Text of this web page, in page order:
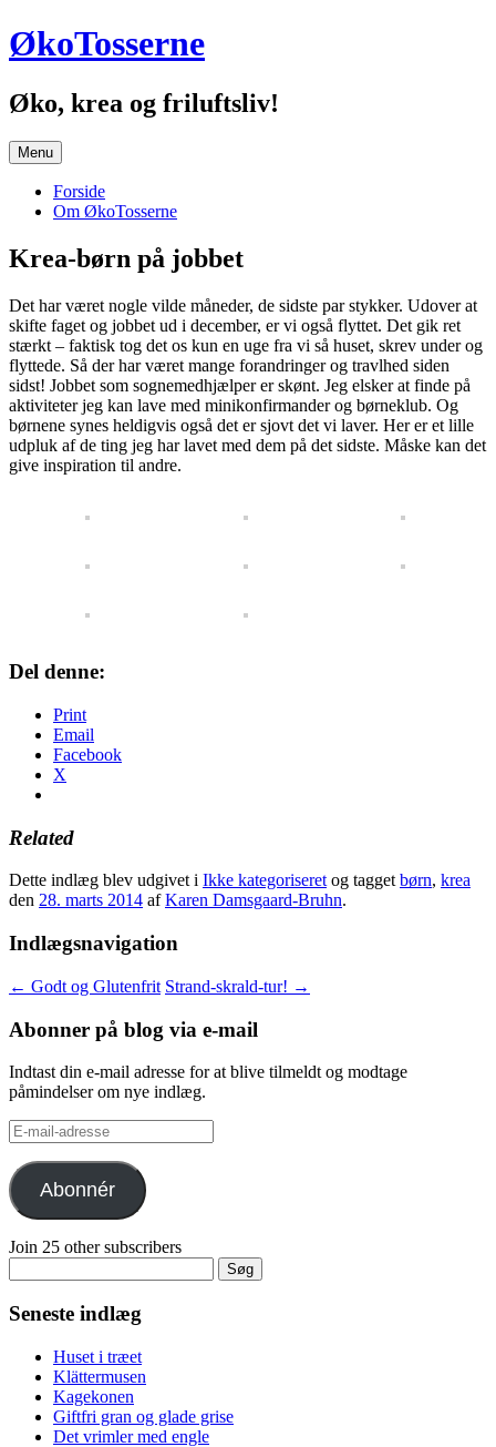
Hop
til
ØkoTosserne
Øko, krea og friluftsliv!
Menu
Forside
Om ØkoTosserne
Krea-børn på jobbet
Det har været nogle vilde måneder, de sidste par stykker. Udover at
skifte faget og jobbet ud i december, er vi også flyttet. Det gik ret
stærkt – faktisk tog det os kun en uge fra vi så huset, skrev under og
flyttede. Så der har været mange forandringer og travlhed siden
sidst! Jobbet som sognemedhjælper er skønt. Jeg elsker at finde på
aktiviteter jeg kan lave med minikonfirmander og børneklub. Og
børnene synes heldigvis også det er sjovt det vi laver. Her er et lille
udpluk af de ting jeg har lavet med dem på det sidste. Måske kan det
give inspiration til andre.
Del denne:
Print
Email
Facebook
X
Related
Dette indlæg blev udgivet i Ikke kategoriseretog taggetbørn, krea
den 28. marts 2014 afKaren Damsgaard-Bruhn.
Indlægsnavigation
← Godt og Glutenfrit Strand-skrald-tur! →
Abonner på blog via e-mail
Indtast din e-mail adresse for at blive tilmeldt og modtage
påmindelser om nye indlæg.
E-
mail-
adresse
Abonnér
Join 25 other subscribers
efter:
Seneste indlæg
Huset i træet
Klättermusen
Kagekonen
Giftfri gran og glade grise
Det vrimler med engle